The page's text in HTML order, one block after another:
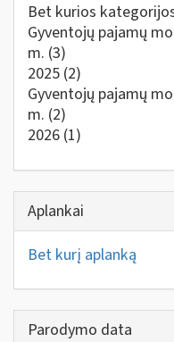
Bet kurios
Gyventojų pajamų
m. (3)
2025 (2)
Gyventojų pajamų
m. (2)
2026 (1)
Aplankai
Bet kurį aplanką
Parodymo data